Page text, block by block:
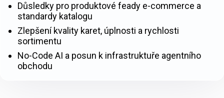
Důsledky pro produktové feady e-commerce a
standardy katalogu
Zlepšení kvality karet, úplnosti a rychlosti
sortimentu
No-Code AI a posun k infrastruktuře agentního
obchodu